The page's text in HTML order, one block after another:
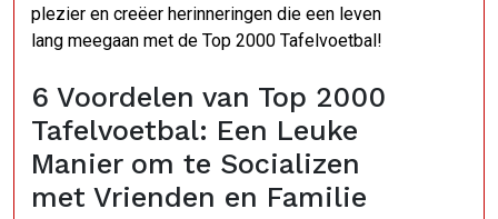
plezier en creëer herinneringen die een leven
lang meegaan met de Top 2000 Tafelvoetbal!
6 Voordelen van Top 2000
Tafelvoetbal: Een Leuke
Manier om te Socializen
met Vrienden en Familie